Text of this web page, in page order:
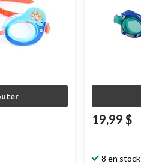
19,99 $
8 en stock